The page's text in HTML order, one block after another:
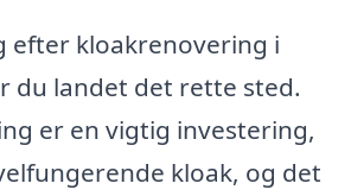
efter kloakrenovering i
du landet det rette sted.
er en vigtig investering,
kloak, og det